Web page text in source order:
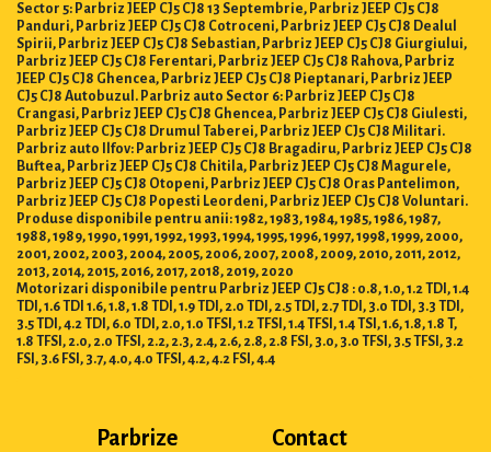
Sector 5: Parbriz JEEP CJ5 CJ8 13 Septembrie, Parbriz JEEP CJ5 CJ8
Panduri, Parbriz JEEP CJ5 CJ8 Cotroceni, Parbriz JEEP CJ5 CJ8 Dealul
Spirii, Parbriz JEEP CJ5 CJ8 Sebastian, Parbriz JEEP CJ5 CJ8 Giurgiului,
Parbriz JEEP CJ5 CJ8 Ferentari, Parbriz JEEP CJ5 CJ8 Rahova, Parbriz
JEEP CJ5 CJ8 Ghencea, Parbriz JEEP CJ5 CJ8 Pieptanari, Parbriz JEEP
CJ5 CJ8 Autobuzul. Parbriz auto Sector 6: Parbriz JEEP CJ5 CJ8
Crangasi, Parbriz JEEP CJ5 CJ8 Ghencea, Parbriz JEEP CJ5 CJ8 Giulesti,
Parbriz JEEP CJ5 CJ8 Drumul Taberei, Parbriz JEEP CJ5 CJ8 Militari.
Parbriz auto Ilfov: Parbriz JEEP CJ5 CJ8 Bragadiru, Parbriz JEEP CJ5 CJ8
Buftea, Parbriz JEEP CJ5 CJ8 Chitila, Parbriz JEEP CJ5 CJ8 Magurele,
Parbriz JEEP CJ5 CJ8 Otopeni, Parbriz JEEP CJ5 CJ8 Oras Pantelimon,
Parbriz JEEP CJ5 CJ8 Popesti Leordeni, Parbriz JEEP CJ5 CJ8 Voluntari.
Produse disponibile pentru anii: 1982, 1983, 1984, 1985, 1986, 1987,
1988, 1989, 1990, 1991, 1992, 1993, 1994, 1995, 1996, 1997, 1998, 1999, 2000,
2001, 2002, 2003, 2004, 2005, 2006, 2007, 2008, 2009, 2010, 2011, 2012,
2013, 2014, 2015, 2016, 2017, 2018, 2019, 2020
Motorizari disponibile pentru Parbriz JEEP CJ5 CJ8 : 0.8, 1.0, 1.2 TDI, 1.4
TDI, 1.6 TDI 1.6, 1.8, 1.8 TDI, 1.9 TDI, 2.0 TDI, 2.5 TDI, 2.7 TDI, 3.0 TDI, 3.3 TDI,
3.5 TDI, 4.2 TDI, 6.0 TDI, 2.0, 1.0 TFSI, 1.2 TFSI, 1.4 TFSI, 1.4 TSI, 1.6, 1.8, 1.8 T,
1.8 TFSI, 2.0, 2.0 TFSI, 2.2, 2.3, 2.4, 2.6, 2.8, 2.8 FSI, 3.0, 3.0 TFSI, 3.5 TFSI, 3.2
FSI, 3.6 FSI, 3.7, 4.0, 4.0 TFSI, 4.2, 4.2 FSI, 4.4
Parbrize Contact